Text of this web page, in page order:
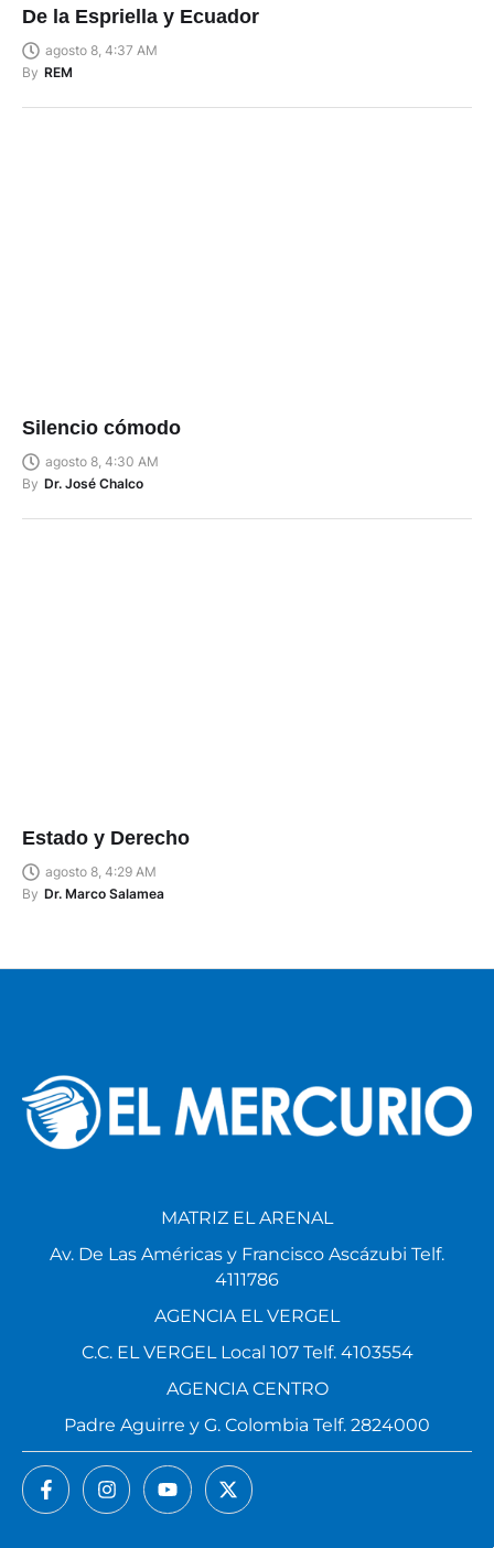
De la Espriella y Ecuador
agosto 8, 4:37 AM
By REM
Silencio cómodo
agosto 8, 4:30 AM
By Dr. José Chalco
Estado y Derecho
agosto 8, 4:29 AM
By Dr. Marco Salamea
MATRIZ EL ARENAL
Av. De Las Américas y Francisco Ascázubi Telf.
4111786
AGENCIA EL VERGEL
C.C. EL VERGEL Local 107 Telf. 4103554
AGENCIA CENTRO
Padre Aguirre y G. Colombia Telf. 2824000